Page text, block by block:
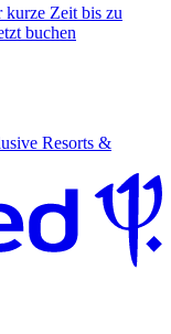
kurze Zeit bis zu
buchen
Resorts &